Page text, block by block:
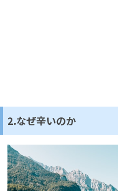
2.なぜ辛いのか